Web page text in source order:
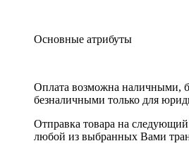
Основные атрибуты
Оплата возможна наличными,
безналичными только для
Отправка товара на
любой из выбранных Вами